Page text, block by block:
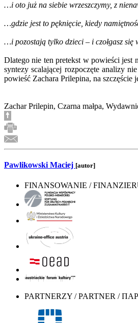
…i oto już na siebie wrzeszczymy, z
…gdzie jest to pęknięcie, kiedy
…i pozostają tylko dzieci – i czołgasz się
Dlatego nie ten pretekst w powieści jest
syntezy scalającej rozpoczęte analizy
powieść Zachara Prilepina, na szczęście
Zachar Prilepin, Czarna małpa,
Pawlikowski Maciej [autor]
FINANSOWANIE /
PARTNERZY / PARTNER /